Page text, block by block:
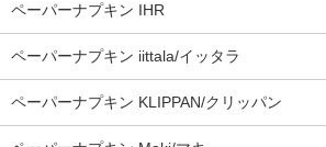
ペーパーナプキン IHR
ペーパーナプキン iittala/イッタラ
ペーパーナプキン KLIPPAN/クリッパン